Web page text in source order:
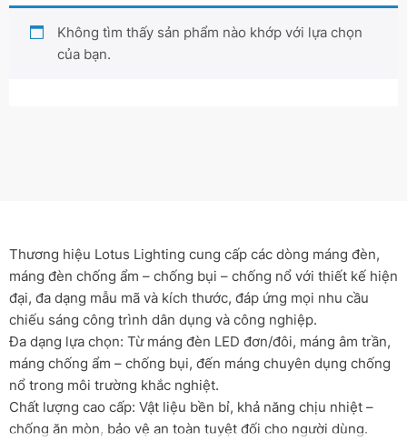
Không tìm thấy sản phẩm nào khớp với lựa chọn
của bạn.
Thương hiệu Lotus Lighting cung cấp các dòng máng đèn,
máng đèn chống ẩm – chống bụi – chống nổ với thiết kế hiện
đại, đa dạng mẫu mã và kích thước, đáp ứng mọi nhu cầu
chiếu sáng công trình dân dụng và công nghiệp.
Đa dạng lựa chọn: Từ máng đèn LED đơn/đôi, máng âm trần,
máng chống ẩm – chống bụi, đến máng chuyên dụng chống
nổ trong môi trường khắc nghiệt.
Chất lượng cao cấp: Vật liệu bền bỉ, khả năng chịu nhiệt –
chống ăn mòn, bảo vệ an toàn tuyệt đối cho người dùng.